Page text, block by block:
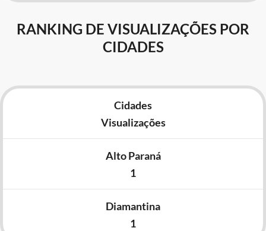
RANKING DE VISUALIZAÇÕES POR
CIDADES
Cidades
Visualizações
Alto Paraná
1
Diamantina
1